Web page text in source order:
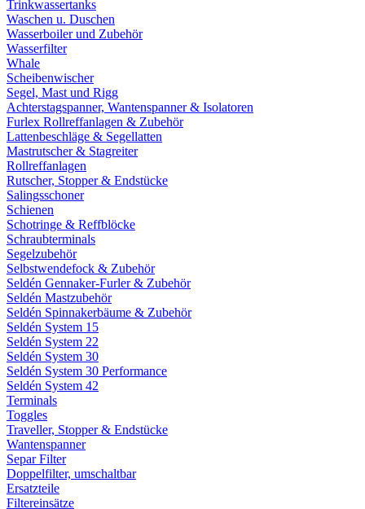
Trinkwassertanks
Waschen u. Duschen
Wasserboiler und Zubehör
Wasserfilter
Whale
Scheibenwischer
Segel, Mast und Rigg
Achterstagspanner, Wantenspanner & Isolatoren
Furlex Rollreffanlagen & Zubehör
Lattenbeschläge & Segellatten
Mastrutscher & Stagreiter
Rollreffanlagen
Rutscher, Stopper & Endstücke
Salingsschoner
Schienen
Schotringe & Reffblöcke
Schraubterminals
Segelzubehör
Selbstwendefock & Zubehör
Seldén Gennaker-Furler & Zubehör
Seldén Mastzubehör
Seldén Spinnakerbäume & Zubehör
Seldén System 15
Seldén System 22
Seldén System 30
Seldén System 30 Performance
Seldén System 42
Terminals
Toggles
Traveller, Stopper & Endstücke
Wantenspanner
Separ Filter
Doppelfilter, umschaltbar
Ersatzteile
Filtereinsätze